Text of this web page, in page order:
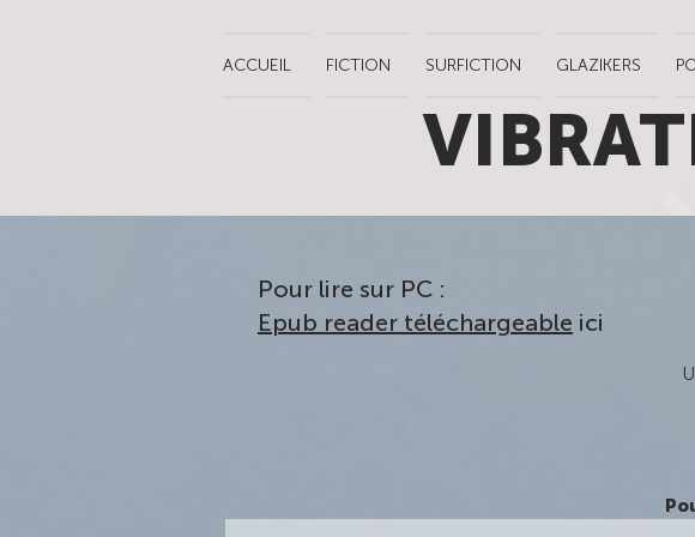
ACCUEIL FICTION SURFICTION GLAZIKERS
Pour lire sur PC :
Epub reader téléchargeable ici